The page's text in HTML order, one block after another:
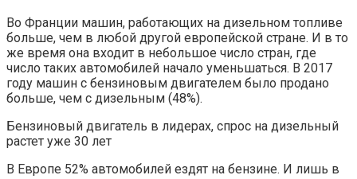
Во Франции машин, работающих на дизельном топливе
больше, чем в любой другой европейской стране. И в то
же время она входит в небольшое число стран, где
число таких автомобилей начало уменьшаться. В 2017
году машин с бензиновым двигателем было продано
больше, чем с дизельным (48%).
Бензиновый двигатель в лидерах, спрос на дизельный
растет уже 30 лет
В Европе 52% автомобилей ездят на бензине. И лишь в